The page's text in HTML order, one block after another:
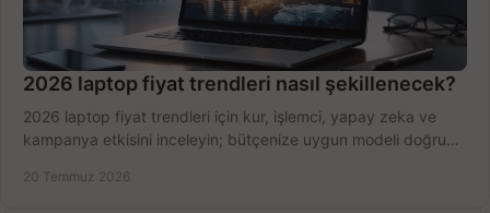
2026 laptop fiyat trendleri nasıl şekillenecek?
2026 laptop fiyat trendleri için kur, işlemci, yapay zeka ve
kampanya etkisini inceleyin; bütçenize uygun modeli doğru
20 Temmuz 2026